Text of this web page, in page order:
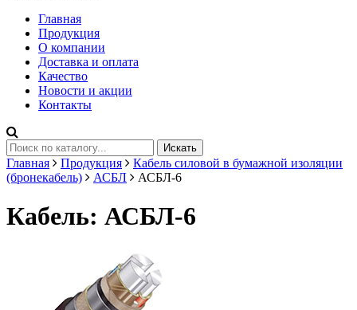
Главная
Продукция
О компании
Доставка и оплата
Качество
Новости и акции
Контакты
Искать
Главная Продукция
Кабель силовой в бумажной изоляции
(бронекабель)
АСБЛ АСБЛ-6
Кабель: АСБЛ-6